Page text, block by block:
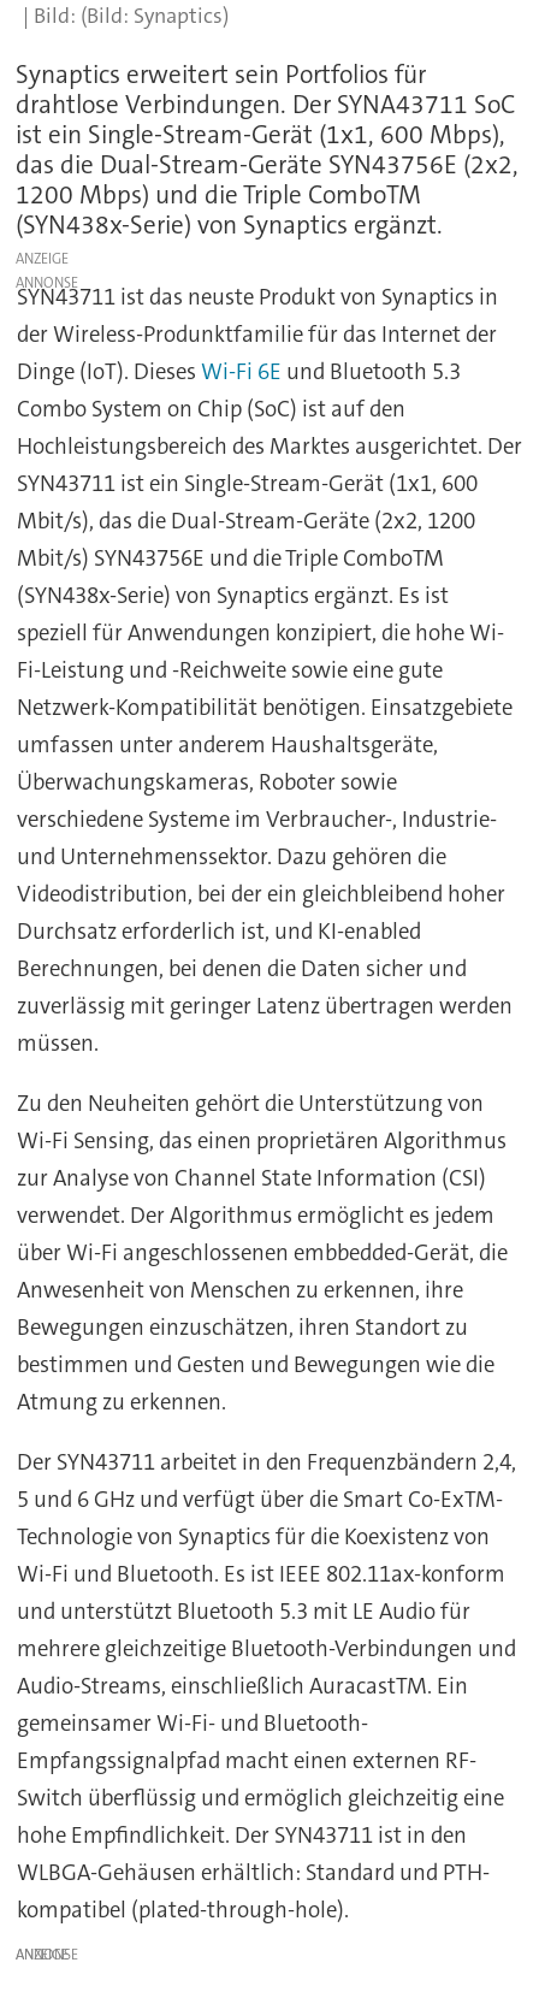
(Bild: Synaptics)
Synaptics erweitert sein Portfolios für
drahtlose Verbindungen. Der SYNA43711 SoC
ist ein Single-Stream-Gerät (1x1, 600 Mbps),
das die Dual-Stream-Geräte SYN43756E (2x2,
1200 Mbps) und die Triple ComboTM
(SYN438x-Serie) von Synaptics ergänzt.
ANZEIGE
SYN43711 ist das neuste Produkt von Synaptics in
der Wireless-Produnktfamilie für das Internet der
Dinge (IoT). Dieses Wi-Fi 6E und Bluetooth 5.3
Combo System on Chip (SoC) ist auf den
Hochleistungsbereich des Marktes ausgerichtet. Der
SYN43711 ist ein Single-Stream-Gerät (1x1, 600
Mbit/s), das die Dual-Stream-Geräte (2x2, 1200
Mbit/s) SYN43756E und die Triple ComboTM
(SYN438x-Serie) von Synaptics ergänzt. Es ist
speziell für Anwendungen konzipiert, die hohe Wi-
Fi-Leistung und -Reichweite sowie eine gute
Netzwerk-Kompatibilität benötigen. Einsatzgebiete
umfassen unter anderem Haushaltsgeräte,
Überwachungskameras, Roboter sowie
verschiedene Systeme im Verbraucher-, Industrie-
und Unternehmenssektor. Dazu gehören die
Videodistribution, bei der ein gleichbleibend hoher
Durchsatz erforderlich ist, und KI-enabled
Berechnungen, bei denen die Daten sicher und
zuverlässig mit geringer Latenz übertragen werden
müssen.
Zu den Neuheiten gehört die Unterstützung von
Wi-Fi Sensing, das einen proprietären Algorithmus
zur Analyse von Channel State Information (CSI)
verwendet. Der Algorithmus ermöglicht es jedem
über Wi-Fi angeschlossenen embbedded-Gerät, die
Anwesenheit von Menschen zu erkennen, ihre
Bewegungen einzuschätzen, ihren Standort zu
bestimmen und Gesten und Bewegungen wie die
Atmung zu erkennen.
Der SYN43711 arbeitet in den Frequenzbändern 2,4,
5 und 6 GHz und verfügt über die Smart Co-ExTM-
Technologie von Synaptics für die Koexistenz von
Wi-Fi und Bluetooth. Es ist IEEE 802.11ax-konform
und unterstützt Bluetooth 5.3 mit LE Audio für
mehrere gleichzeitige Bluetooth-Verbindungen und
Audio-Streams, einschließlich AuracastTM. Ein
gemeinsamer Wi-Fi- und Bluetooth-
Empfangssignalpfad macht einen externen RF-
Switch überflüssig und ermöglich gleichzeitig eine
hohe Empfindlichkeit. Der SYN43711 ist in den
WLBGA-Gehäusen erhältlich: Standard und PTH-
kompatibel (plated-through-hole).
ANZEIGE